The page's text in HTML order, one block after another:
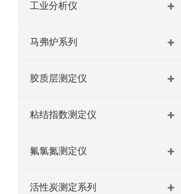
工业分析仪
马弗炉系列
胶质层测定仪
粘结指数测定仪
氟氯氮测定仪
活性炭测定系列